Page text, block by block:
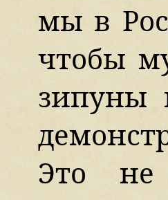
мы в
чтобы
зипуны
Это не